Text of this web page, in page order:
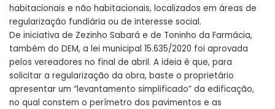
habitacionais e não habitacionais, localizados em áreas de
regularização fundiária ou de interesse social.
De iniciativa de Zezinho Sabará e de Toninho da Farmácia,
também do DEM, a lei municipal 15.635/2020 foi aprovada
pelos vereadores no final de abril. A ideia é que, para
solicitar a regularização da obra, baste o proprietário
apresentar um “levantamento simplificado” da edificação,
no qual constem o perímetro dos pavimentos e as